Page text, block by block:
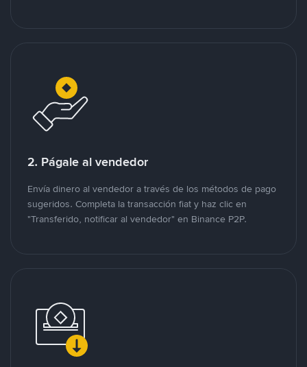
2. Págale al vendedor
Envía dinero al vendedor a través de los métodos de pago
sugeridos. Completa la transacción fiat y haz clic en
"Transferido, notificar al vendedor" en Binance P2P.